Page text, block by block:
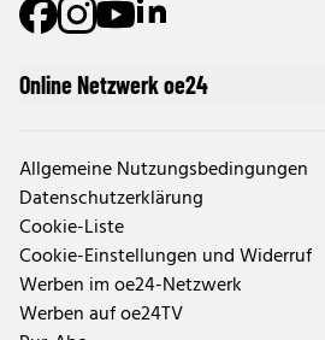
Online Netzwerk oe24
Allgemeine Nutzungsbedingungen
Datenschutzerklärung
Cookie-Liste
Cookie-Einstellungen und Widerruf
Werben im oe24-Netzwerk
Werben auf oe24TV